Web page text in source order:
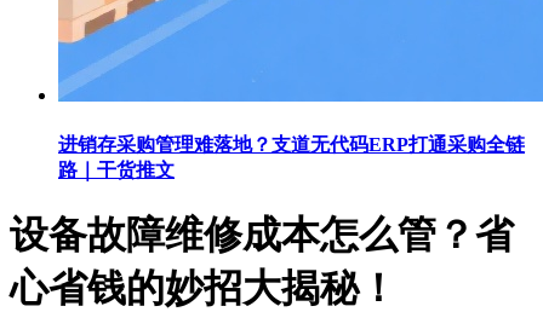
进销存采购管理难落地？支道无代码ERP打通采购全链
路｜干货推文
设备故障维修成本怎么管？省
心省钱的妙招大揭秘！